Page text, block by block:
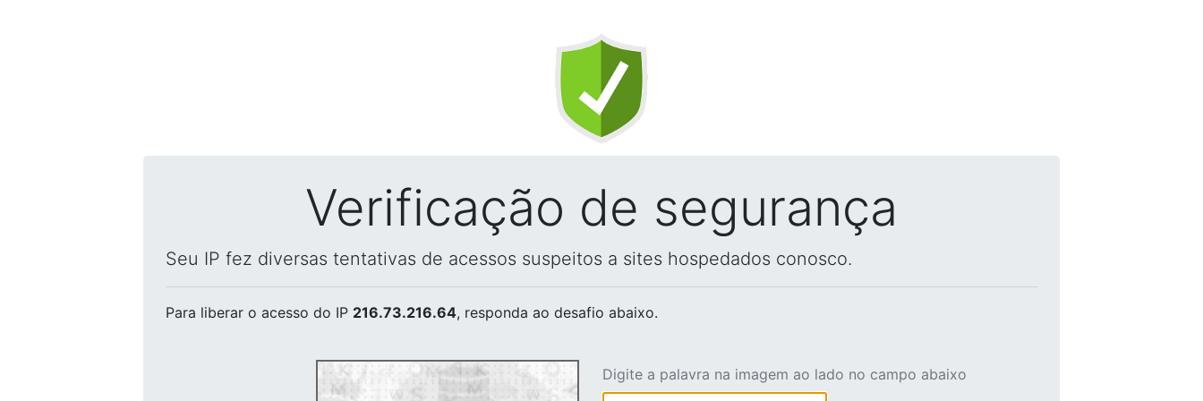
Verificação de segurança
Seu IP fez diversas tentativas de acessos suspeitos a sites hospedados conosco.
Para liberar o acesso do IP 216.73.216.64, responda ao desafio abaixo.
Digite a palavra na imagem ao lado no campo abaixo